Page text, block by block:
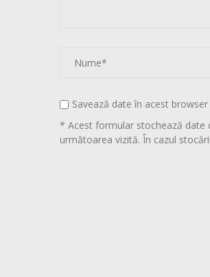
Savează date în acest
* Acest formular stochează date
următoarea vizită. În cazul